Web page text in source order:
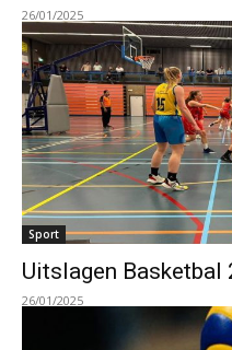
26/01/2025
Sport
Uitslagen Basketbal
26/01/2025